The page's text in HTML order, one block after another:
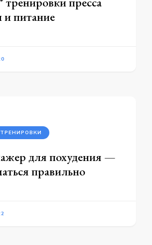
питание
для похудения —
правильно